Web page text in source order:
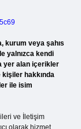
kurum veya şahıs
yalnızca kendi
yer alan içerikler
hakkında
ile isim
ve İletişim
olarak hizmet